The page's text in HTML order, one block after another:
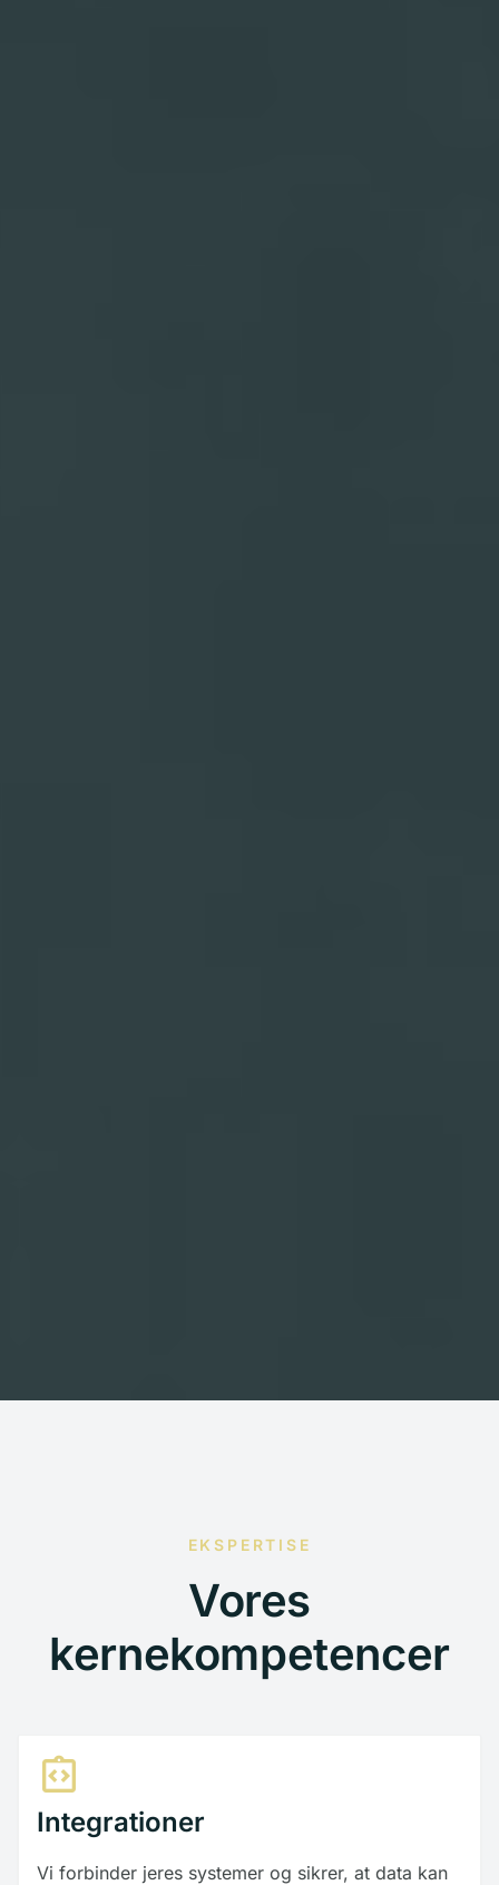
EKSPERTISE
Vores
kernekompetencer
integration_instructions
Integrationer
Vi forbinder jeres systemer og sikrer, at data kan